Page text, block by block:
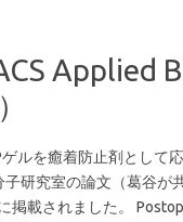
Applied
ルを癒着防止剤として
研究室の論文（葛谷が
掲載されました。